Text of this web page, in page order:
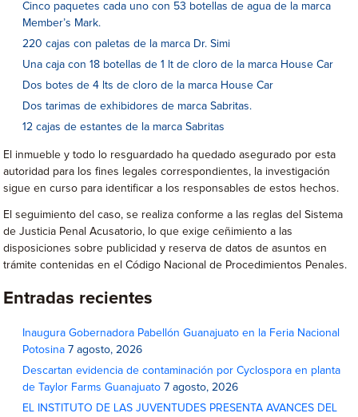
Cinco paquetes cada uno con 53 botellas de agua de la marca
Member’s Mark.
220 cajas con paletas de la marca Dr. Simi
Una caja con 18 botellas de 1 lt de cloro de la marca House Car
Dos botes de 4 lts de cloro de la marca House Car
Dos tarimas de exhibidores de marca Sabritas.
12 cajas de estantes de la marca Sabritas
El inmueble y todo lo resguardado ha quedado asegurado por esta
autoridad para los fines legales correspondientes, la investigación
sigue en curso para identificar a los responsables de estos hechos.
El seguimiento del caso, se realiza conforme a las reglas del Sistema
de Justicia Penal Acusatorio, lo que exige ceñimiento a las
disposiciones sobre publicidad y reserva de datos de asuntos en
trámite contenidas en el Código Nacional de Procedimientos Penales.
Entradas recientes
Inaugura Gobernadora Pabellón Guanajuato en la Feria Nacional
Potosina 7 agosto, 2026
Descartan evidencia de contaminación por Cyclospora en planta
de Taylor Farms Guanajuato 7 agosto, 2026
EL INSTITUTO DE LAS JUVENTUDES PRESENTA AVANCES DEL